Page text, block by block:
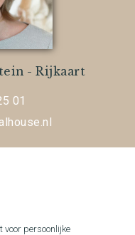
- Rijkaart
01
persoonlijke